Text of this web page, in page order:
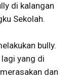
di kalangan
Sekolah.
bully.
yang di
dan